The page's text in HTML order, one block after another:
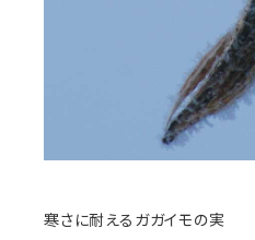
寒さに耐えるガガイモの実